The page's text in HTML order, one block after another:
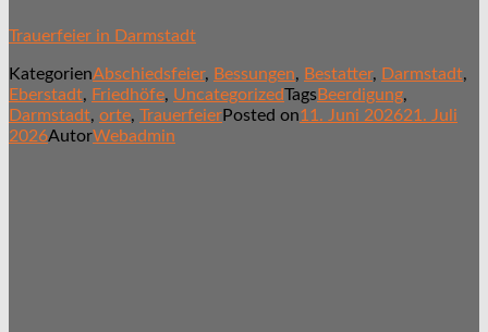
Trauerfeier in Darmstadt
KategorienAbschiedsfeier, Bessungen, Bestatter, Darmstadt,
Eberstadt, Friedhöfe, UncategorizedTagsBeerdigung,
Darmstadt, orte, TrauerfeierPosted on11. Juni 202621. Juli
2026AutorWebadmin